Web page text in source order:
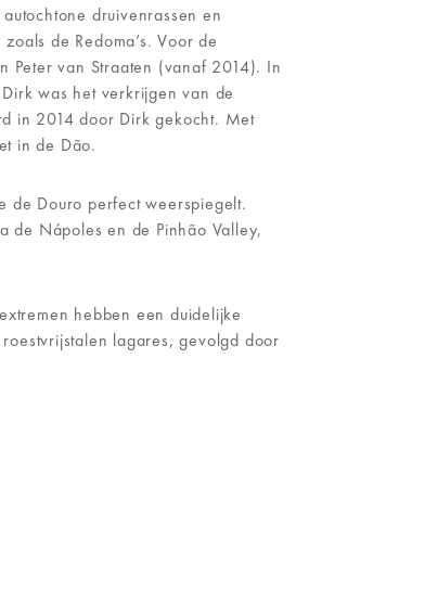
druivenrassen en
de Redoma’s. Voor de
Peter van Straaten (vanaf 2014). In
was het verkrijgen van de
in 2014 door Dirk gekocht. Met
in de Dão.
de Douro perfect weerspiegelt.
de Nápoles en de Pinhão Valley,
hebben een duidelijke
lagares, gevolgd door